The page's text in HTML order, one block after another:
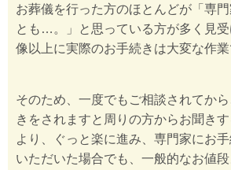
お葬儀を行った方のほとんどが「専門
とも…。」と思っている方が多く見
像以上に実際のお手続きは大変な作業
そのため、一度でもご相談されてか
きをされますと周りの方からお聞き
より、ぐっと楽に進み、専門家にお
いただいた場合でも、一般的なお値